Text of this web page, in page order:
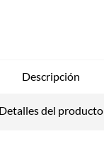
Descripción
Detalles del producto